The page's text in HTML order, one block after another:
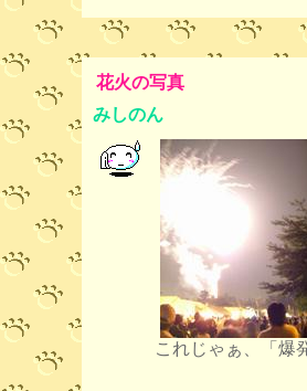
花火の写真
みしのん
これじゃぁ、「爆